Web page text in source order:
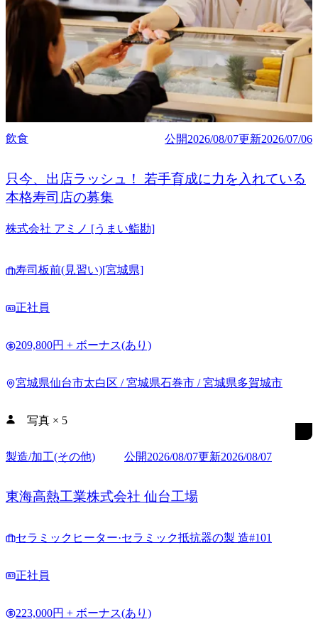
飲食 公開2026/08/07更新2026/07/06
只今、出店ラッシュ！ 若手育成に力を入れている
本格寿司店の募集
株式会社 アミノ [うまい鮨勘]
寿司板前(見習い)[宮城県]
正社員
209,800円 + ボーナス(あり)
宮城県仙台市太白区 / 宮城県石巻市 / 宮城県多賀城市
写真 × 5
製造/加工(その他) 公開2026/08/07更新2026/08/07
東海高熱工業株式会社 仙台工場
セラミックヒーター·セラミック抵抗器の製 造#101
正社員
223,000円 + ボーナス(あり)